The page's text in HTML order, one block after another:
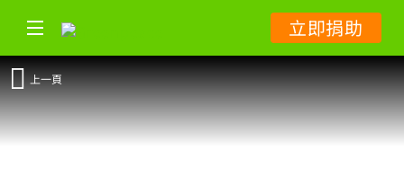
立即捐助
上一頁